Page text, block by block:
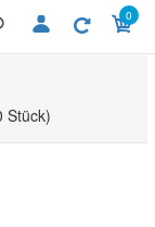
0
Stück)